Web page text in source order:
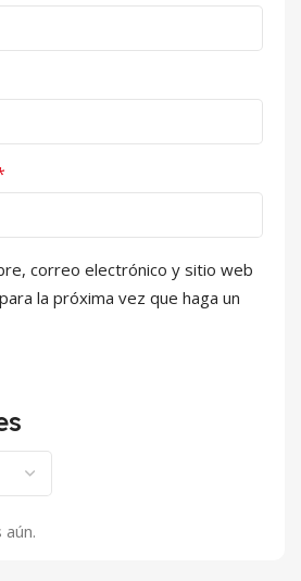
correo electrónico y sitio web
la próxima vez que haga un